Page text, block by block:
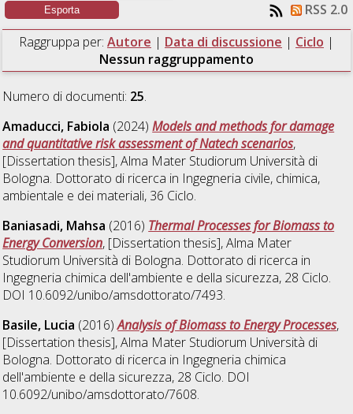
RSS 2.0
Raggruppa per: Autore | Data di discussione | Ciclo |
Nessun raggruppamento
Numero di documenti: 25.
Amaducci, Fabiola (2024)Models and methods for damage
and quantitative risk assessment of Natech scenarios,
[Dissertation thesis], Alma Mater Studiorum Università di
Bologna. Dottorato di ricerca in Ingegneria civile, chimica,
ambientale e dei materiali, 36 Ciclo.
Baniasadi, Mahsa (2016) Thermal Processes for Biomass to
Energy Conversion, [Dissertation thesis], Alma Mater
Studiorum Università di Bologna. Dottorato di ricerca in
Ingegneria chimica dell'ambiente e della sicurezza, 28 Ciclo.
DOI 10.6092/unibo/amsdottorato/7493.
Basile, Lucia (2016)Analysis of Biomass to Energy Processes,
[Dissertation thesis], Alma Mater Studiorum Università di
Bologna. Dottorato di ricerca in Ingegneria chimica
dell'ambiente e della sicurezza, 28 Ciclo. DOI
10.6092/unibo/amsdottorato/7608.